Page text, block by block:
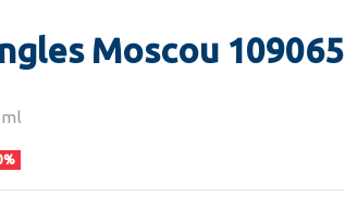
Moscou 109065